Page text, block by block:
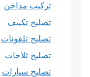
تركيب مداخن
تصليح تكييف
تصليح تلفونات
تصليح ثلاجات
تصليح سيارات